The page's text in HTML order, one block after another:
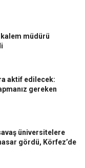
kalem müdürü
aktif edilecek:
gereken
üniversitelere
gördü, Körfez’de